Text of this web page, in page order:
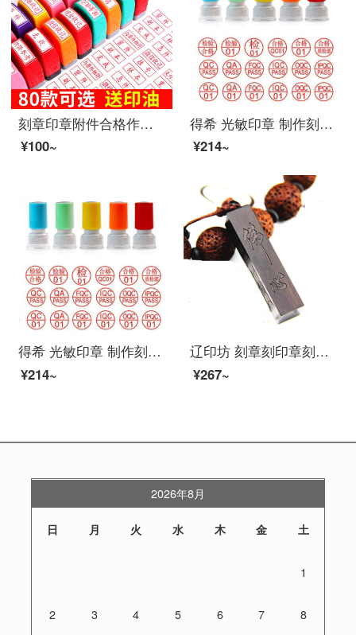
刻章印章附件合格作废现金收讫付讫 审核光敏姓名私章定制名字章印章制作 万次 定制内容请备注清楚或联系客服
¥100~
得希 光敏印章 制作刻章 定制 QC/pass 合格检验 质检章 自动红色印油工厂质检合格 圆形印章 检验/合格（直径15mm）
¥214~
得希 光敏印章 制作刻章 定制 QC/pass 合格检验 质检章 自动红色印油工厂质检合格 圆形印章 检验/合格（直径15mm）
¥214~
辽印坊 刻章刻印章刻名字姓名挂件黑檀木钥匙扣刻字男士木头木质印章创意定制订制名字
¥267~
2026年8月
日 月 火 水 木 金 土
1
2 3 4 5 6 7 8